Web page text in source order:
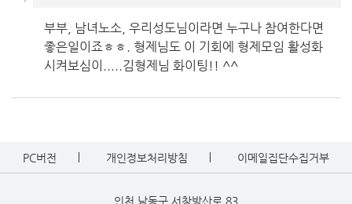
부부, 남녀노소, 우리성도님이라면 누구나 참여한다면
좋은일이죠ㅎㅎ. 형제님도 이 기회에 형제모임 활성화
시켜보심이.....김형제님 화이팅!! ^^
PC버전 개인정보처리방침 이메일집단수집거부
인천 남동구 서창방산로 83